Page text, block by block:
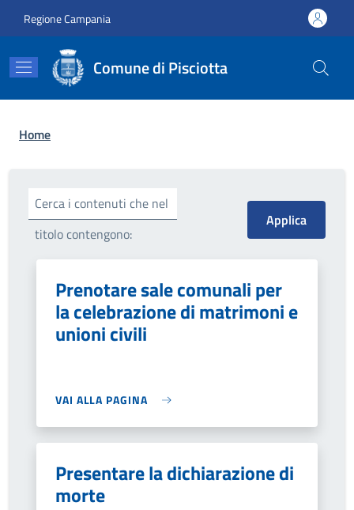
Regione Campania
Comune di Pisciotta
Briciole di pane
Home
Cerca i contenuti che nel
titolo contengono:
Prenotare sale comunali per
la celebrazione di matrimoni e
unioni civili
VAI ALLA PAGINA
Presentare la dichiarazione di
morte